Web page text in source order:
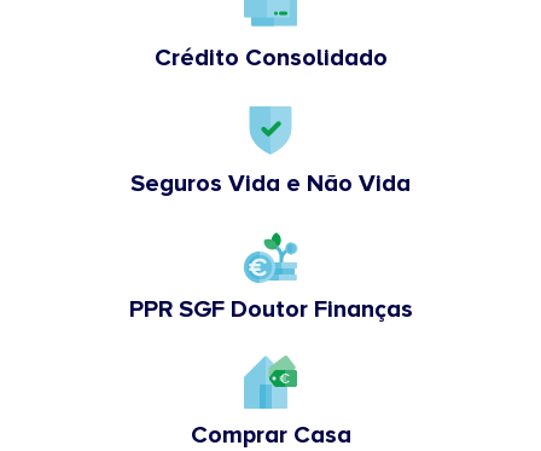
Crédito Consolidado
Seguros Vida e Não Vida
PPR SGF Doutor Finanças
Comprar Casa